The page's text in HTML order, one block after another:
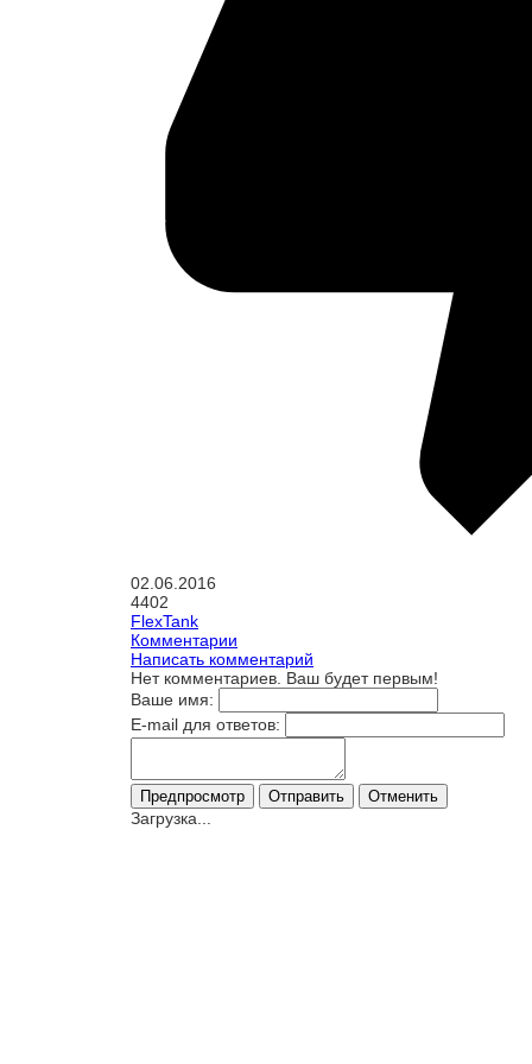
02.06.2016
4402
FlexTank
Комментарии
Написать комментарий
Нет комментариев. Ваш будет первым!
Ваше имя:
E-mail для ответов:
Загрузка...